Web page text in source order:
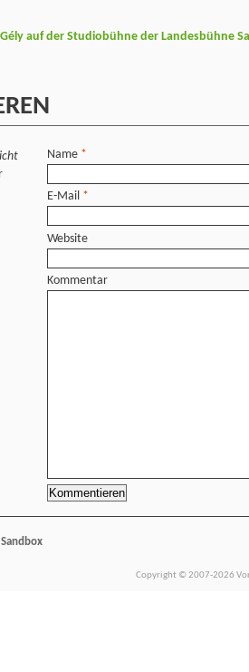
auf der Studiobühne der Landesbühne
Name *
E-Mail *
Website
Kommentar
Sandbox
Copyright © 2007-2026